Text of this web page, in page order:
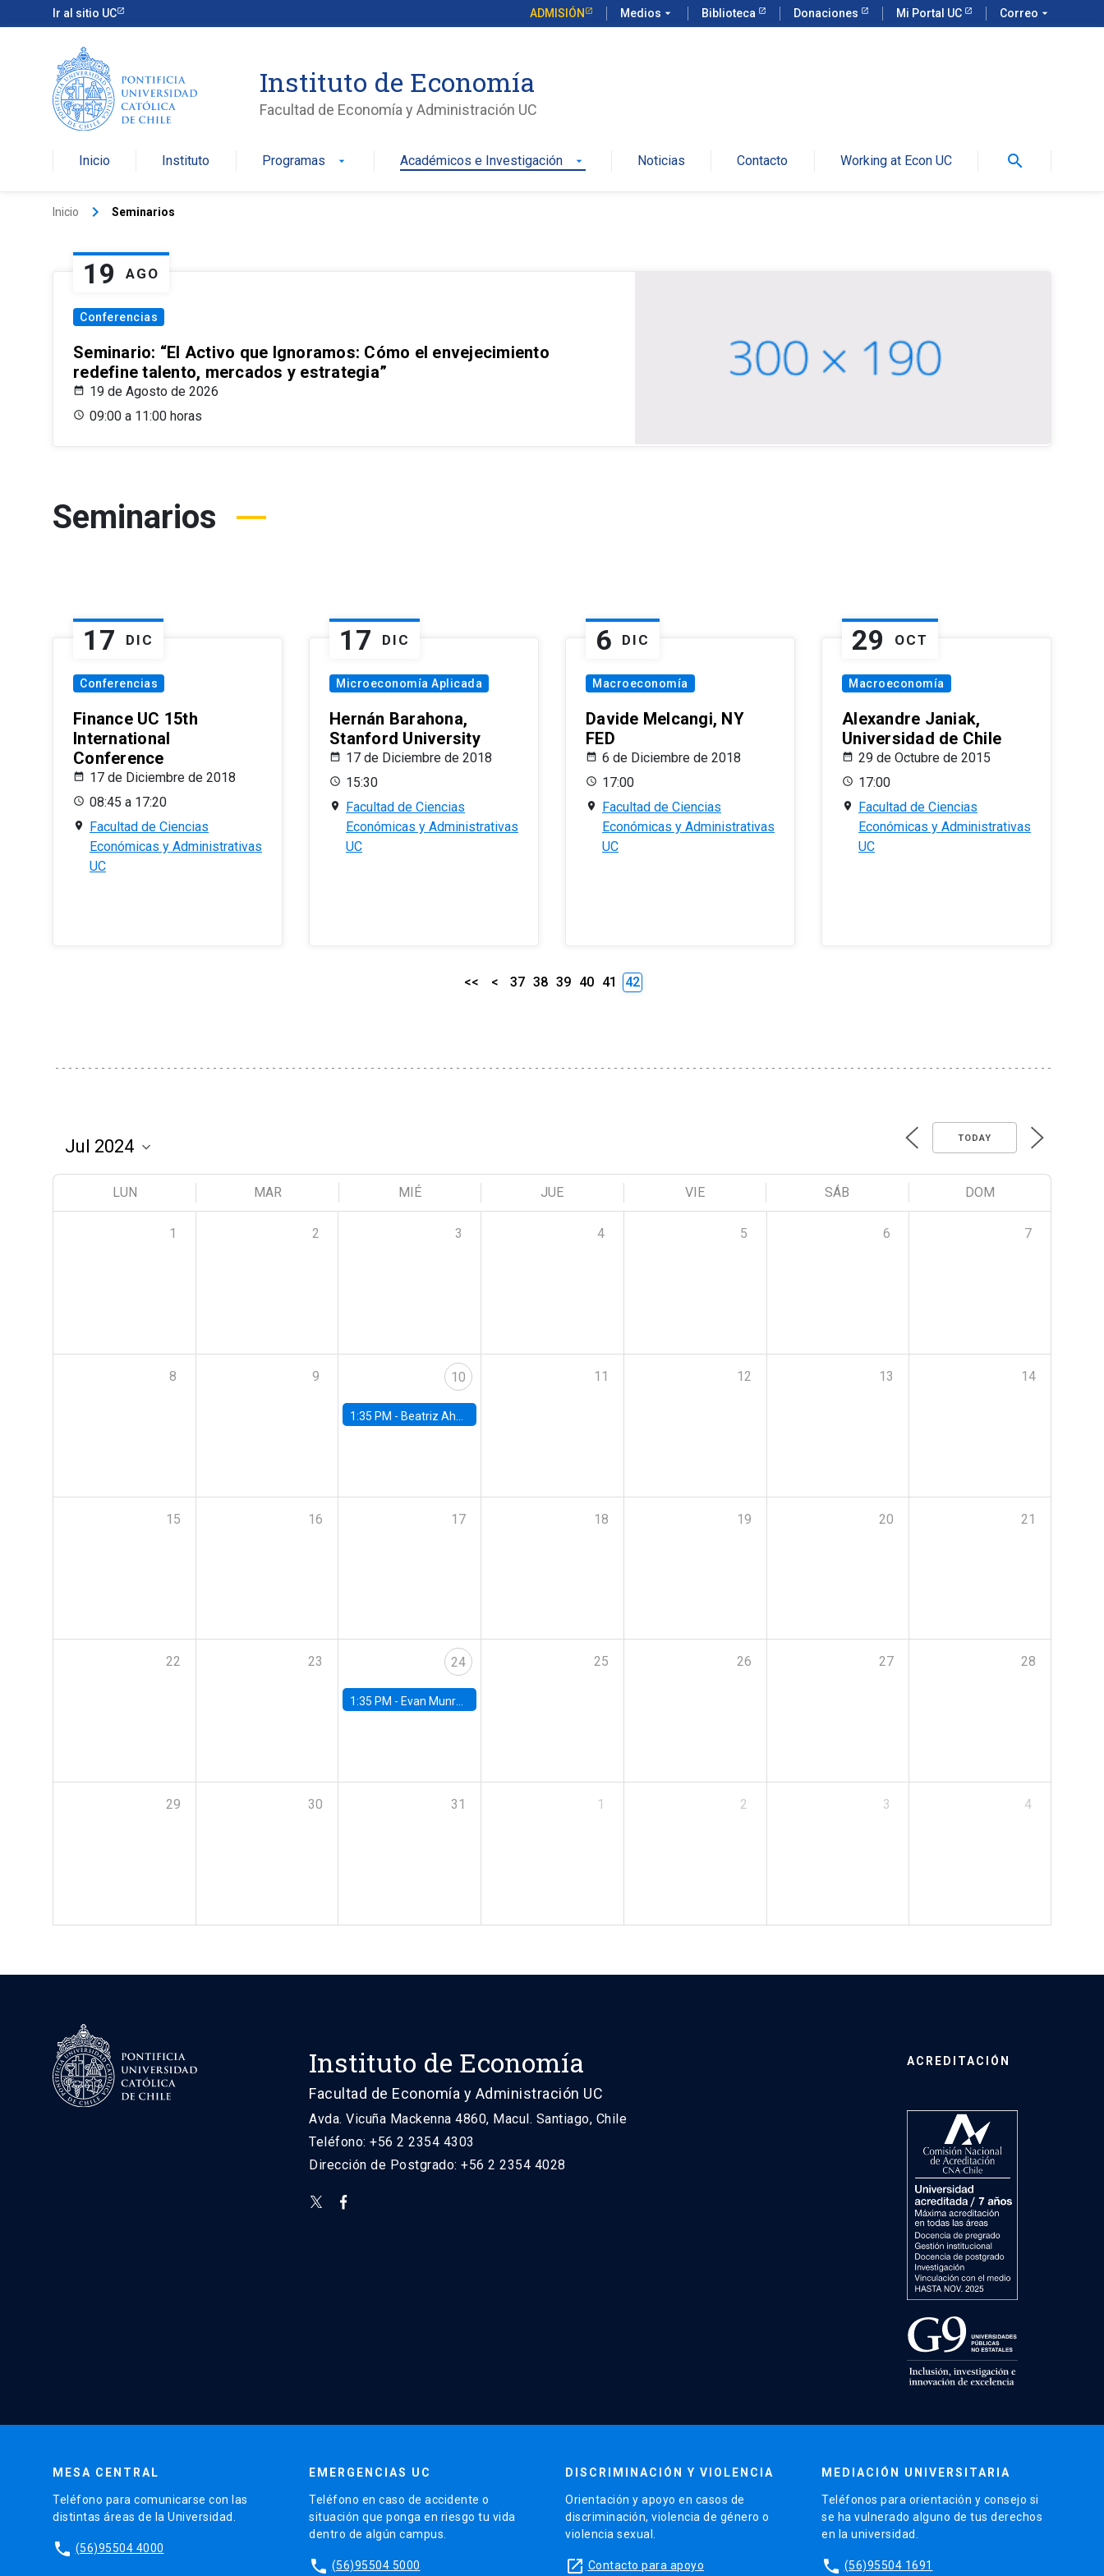
Ir al sitio UC ADMISIÓN Medios arrow_drop_down Biblioteca Donaciones Mi Portal UC Correo arrow_drop_down
Instituto de Economía
Facultad de Economía y Administración UC
Inicio Instituto Programas arrow_drop_down Académicos e Investigación arrow_drop_down Noticias Contacto Working at Econ UC search
Inicio keyboard_arrow_right Seminarios
19 AGO
Conferencias
Seminario: “El Activo que Ignoramos: Cómo el envejecimiento
redefine talento, mercados y estrategia”
19 de Agosto de 2026
09:00 a 11:00 horas
Seminarios
17 DIC
Conferencias
Finance UC 15th
International
Conference
17 de Diciembre de 2018
08:45 a 17:20
Facultad de Ciencias
Económicas y Administrativas
UC
17 DIC
Microeconomía Aplicada
Hernán Barahona,
Stanford University
17 de Diciembre de 2018
15:30
Facultad de Ciencias
Económicas y Administrativas
UC
6 DIC
Macroeconomía
Davide Melcangi, NY
FED
6 de Diciembre de 2018
17:00
Facultad de Ciencias
Económicas y Administrativas
UC
29 OCT
Macroeconomía
Alexandre Janiak,
Universidad de Chile
29 de Octubre de 2015
17:00
Facultad de Ciencias
Económicas y Administrativas
UC
<< < 37 38 39 40 41 42
TODAY
LUN MAR MIÉ JUE VIE SÁB DOM
1 2 3 4 5 6 7
8 9 10
1:35 PM - Beatriz Ahumada, PhD candidate, Universidad de Pittsburgh
11 12 13 14
15 16 17 18 19 20 21
22 23 24
1:35 PM - Evan Munro, Neyman Visiting Assistant Professor in the Department of Statistics at UC Berkeley
25 26 27 28
29 30 31 1 2 3 4
Instituto de Economía
Facultad de Economía y Administración UC
Avda. Vicuña Mackenna 4860, Macul. Santiago, Chile
Teléfono: +56 2 2354 4303
Dirección de Postgrado: +56 2 2354 4028
ACREDITACIÓN
MESA CENTRAL
Teléfono para comunicarse con las
distintas áreas de la Universidad.
phone (56)95504 4000
EMERGENCIAS UC
Teléfono en caso de accidente o
situación que ponga en riesgo tu vida
dentro de algún campus.
phone (56)95504 5000
DISCRIMINACIÓN Y VIOLENCIA
Orientación y apoyo en casos de
discriminación, violencia de género o
violencia sexual.
launch Contacto para apoyo
MEDIACIÓN UNIVERSITARIA
Teléfonos para orientación y consejo si
se ha vulnerado alguno de tus derechos
en la universidad.
phone (56)95504 1691